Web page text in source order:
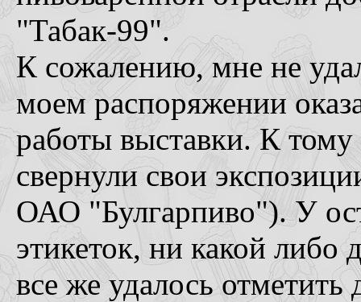
"Табак-99".
К сожалению, мне не
моем распоряжении
работы выставки. К
свернули свои
ОАО "Булгарпиво"). У
этикеток, ни какой либо
все же удалось отметить